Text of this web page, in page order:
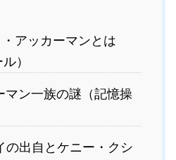
・アッカーマンとは
）
マン一族の謎（記憶操
の出自とケニー・クシ